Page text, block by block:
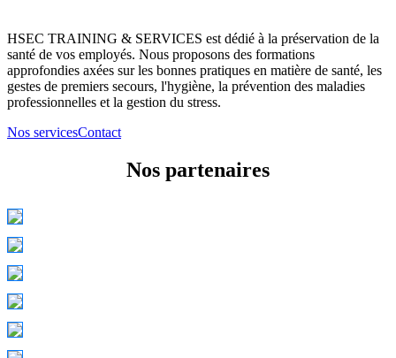
HSEC TRAINING & SERVICES est dédié à la préservation de la
santé de vos employés. Nous proposons des formations
approfondies axées sur les bonnes pratiques en matière de santé, les
gestes de premiers secours, l'hygiène, la prévention des maladies
professionnelles et la gestion du stress.
Nos servicesContact
Nos partenaires